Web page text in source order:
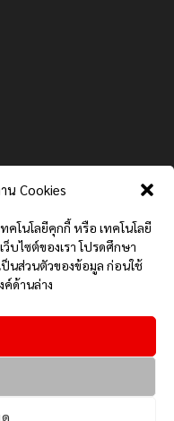
น Cookies
คโนโลยีคุกกี้ หรือ เทคโนโลยี
ไซต์ของเรา โปรดศึกษา
ป็นส่วนตัวของข้อมูล ก่อนใช้
ค์ด้านล่าง
POLICY)
(PRIVACY POLICY)
NEWS